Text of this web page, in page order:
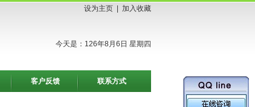
设为主页 加入收藏
今天是：126年8月6日 星期四
客户反馈 联系方式